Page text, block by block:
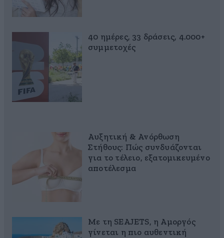
40 ημέρες, 33 δράσεις, 4.000+
συμμετοχές
Αυξητική & Ανόρθωση
Στήθους: Πώς συνδυάζονται
για το τέλειο, εξατομικευμένο
αποτέλεσμα
Με τη SEAJETS, η Αμοργός
γίνεται η πιο αυθεντική